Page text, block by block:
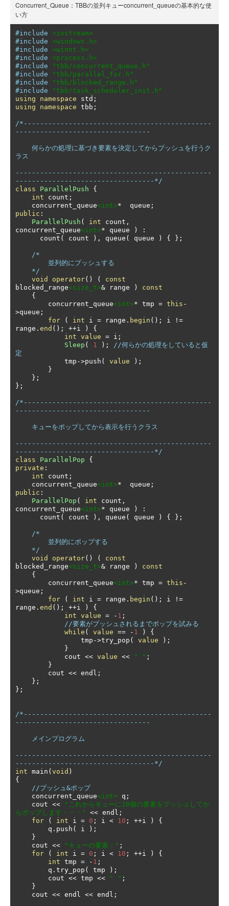
Concurrent_Queue：TBBの並列キューconcurrent_queueの基本的な使
い方
#include
<iostream>
#include
<windows.h>
#include
<winnt.h>
#include
<process.h>
#include
"tbb/concurrent_queue.h"
#include
"tbb/parallel_for.h"
#include
"tbb/blocked_range.h"
#include
"tbb/task_scheduler_init.h"
using
namespace std ;
using
namespace tbb ;
/*----------------------------------------------
---------------------------------
ラス
------------------------------------------------
----------------------------------*/
class
ParallelPush
{
int count ;
    concurrent_queue
<int>*
  queue
;
public :
ParallelPush ( int count ,
concurrent_queue<int>* queue )
:
      count
( count ), queue ( queue ) { };
/*
    */
void
operator() (
const
blocked_range<size_t>& range )
const
{
        concurrent_queue
<int>* tmp = this -
>queue ;
for
( int i = range . begin (); i
!=
range . end (); ++i )
{
int value = i ;
Sleep ( 1 );
//何らかの処理をしていると仮
定
            tmp
->push ( value
);
}
};
};
/*----------------------------------------------
---------------------------------
------------------------------------------------
----------------------------------*/
class
ParallelPop
{
private :
int count ;
    concurrent_queue
<int>*
  queue
;
public :
ParallelPop ( int count ,
concurrent_queue<int>* queue )
:
      count
( count ), queue ( queue ) { };
/*
    */
void
operator() (
const
blocked_range<size_t>& range )
const
{
        concurrent_queue
<int>* tmp = this -
>queue ;
for
( int i = range . begin (); i
!=
range . end (); ++i )
{
int value = - 1 ;
//要素がプッシュされるまでポップを試みる
while ( value == - 1 )
{
                tmp
->try_pop ( value
);
}
            cout
<< value << " " ;
}
        cout
<< endl ;
};
};
/*----------------------------------------------
---------------------------------
------------------------------------------------
----------------------------------*/
int main ( void )
{
//プッシュ&ポップ
    concurrent_queue
<int> q ;
    cout
<<
"これからキューに10個の要素をプッシュしてか
らポップします・・・"
<< endl ;
for
( int i = 0 ; i < 10 ; ++i )
{
        q
. push ( i
);
}
    cout
<< "キューの要素：" ;
for
( int i = 0 ; i < 10 ; ++i )
{
int tmp = - 1 ;
        q
. try_pop ( tmp
);
        cout
<< tmp << " " ;
}
    cout
<< endl << endl ;